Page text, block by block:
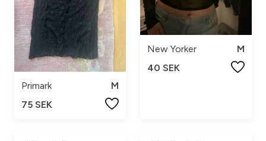
Primark
M
75 SEK
New Yorker
M
40 SEK